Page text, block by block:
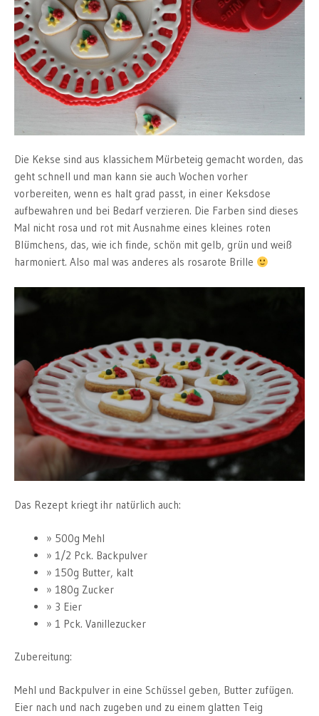
Die Kekse sind aus klassichem Mürbeteig gemacht worden, das
geht schnell und man kann sie auch Wochen vorher
vorbereiten, wenn es halt grad passt, in einer Keksdose
aufbewahren und bei Bedarf verzieren. Die Farben sind dieses
Mal nicht rosa und rot mit Ausnahme eines kleines roten
Blümchens, das, wie ich finde, schön mit gelb, grün und weiß
harmoniert. Also mal was anderes als rosarote Brille
Das Rezept kriegt ihr natürlich auch:
500g Mehl
1/2 Pck. Backpulver
150g Butter, kalt
180g Zucker
3 Eier
1 Pck. Vanillezucker
Zubereitung:
Mehl und Backpulver in eine Schüssel geben, Butter zufügen.
Eier nach und nach zugeben und zu einem glatten Teig